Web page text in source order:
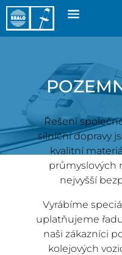
Řešení
silniční dopravy
kvalitní
průmyslových
nejvyšší
Vyrábíme
uplatňujeme
naši zákazníci
kolejových